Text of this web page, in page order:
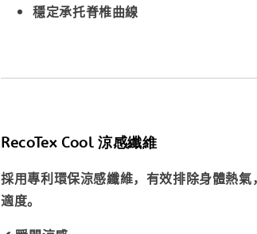
穩定承托脊椎曲線
RecoTex Cool 涼感纖維
採用專利環保涼感纖維，有效排除身體熱
適度。